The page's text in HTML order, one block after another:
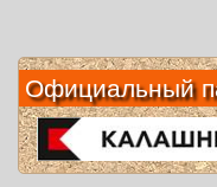
Официальный